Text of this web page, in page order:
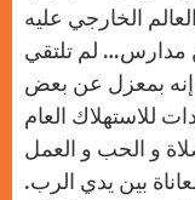
الخارجي عليه
مدارس… لم تلتقي
إنه بمعزل عن بعض
للاستهلاك العام
و الحب و العمل
بين يدي الرب.